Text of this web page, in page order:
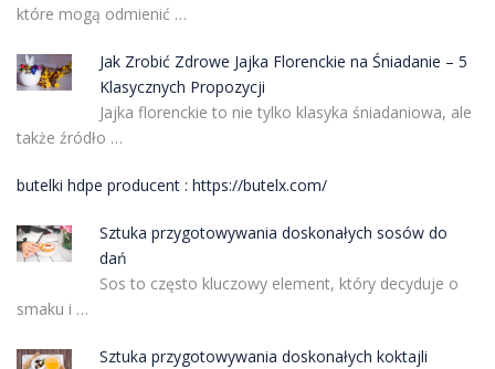
które mogą odmienić …
Jak Zrobić Zdrowe Jajka Florenckie na Śniadanie – 5
Klasycznych Propozycji
Jajka florenckie to nie tylko klasyka śniadaniowa, ale
także źródło …
butelki hdpe producent : https://butelx.com/
Sztuka przygotowywania doskonałych sosów do
dań
Sos to często kluczowy element, który decyduje o
smaku i …
Sztuka przygotowywania doskonałych koktajli